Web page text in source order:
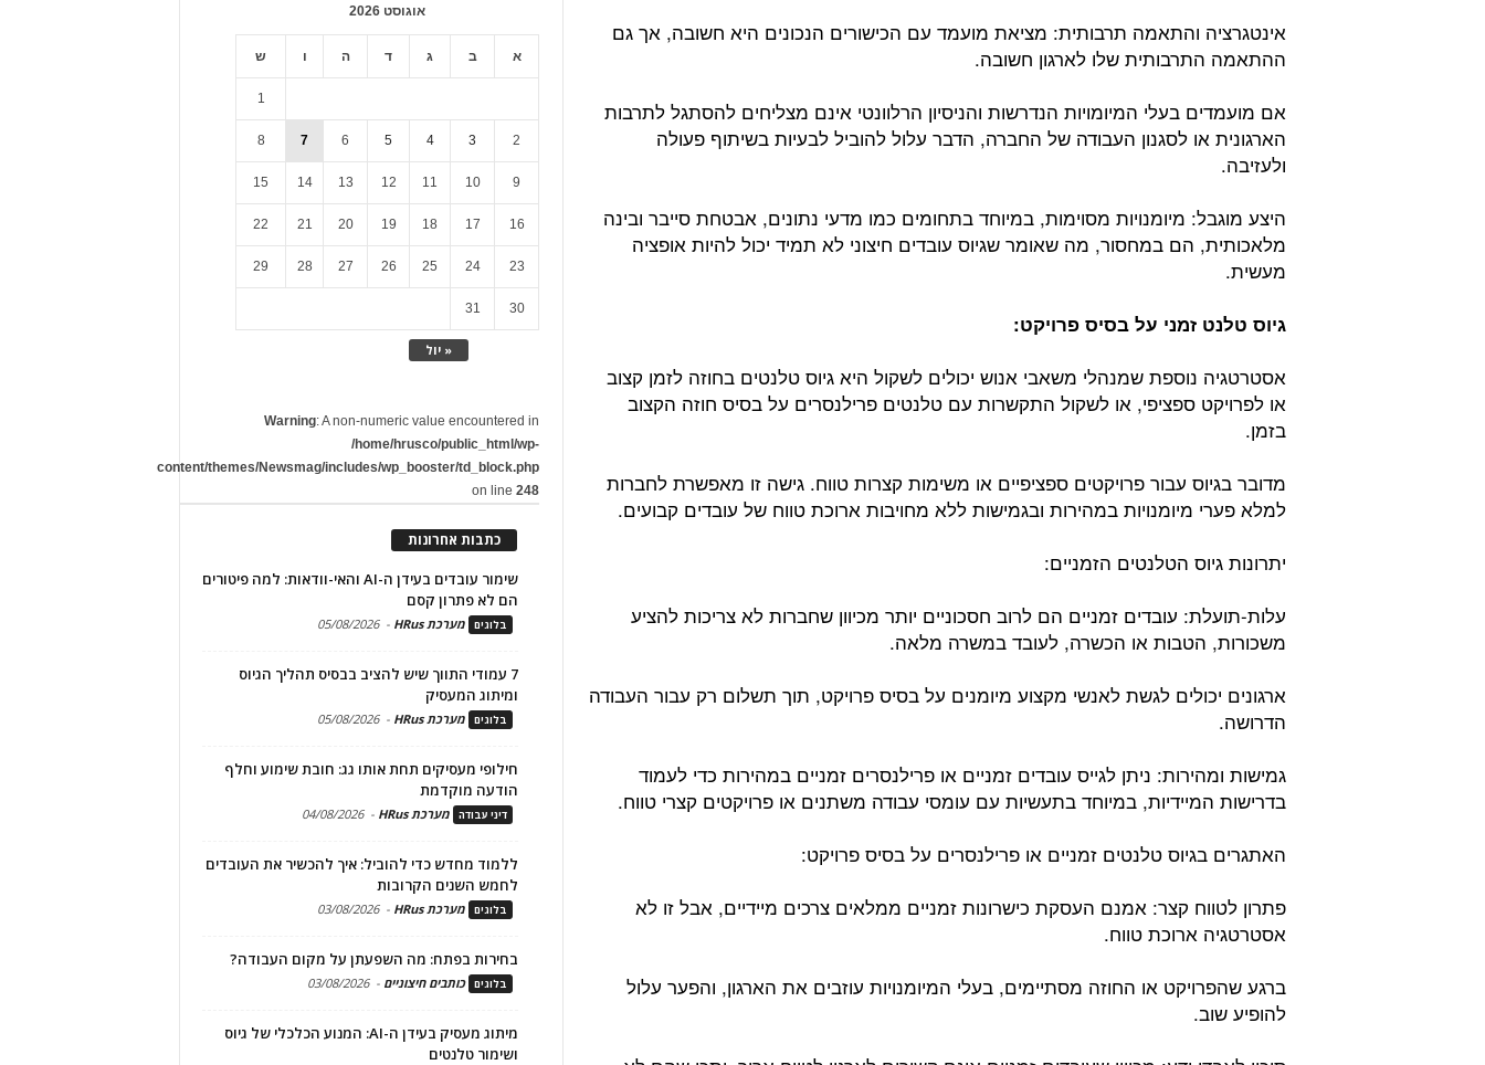
אינטגרציה והתאמה תרבותית: מציאת מועמד עם הכישורים הנכונים היא חשובה, אך גם
ההתאמה התרבותית שלו לארגון חשובה.
אם מועמדים בעלי המיומויות הנדרשות והניסיון הרלוונטי אינם מצליחים להסתגל לתרבות
הארגונית או לסגנון העבודה של החברה, הדבר עלול להוביל לבעיות בשיתוף פעולה
ולעזיבה.
היצע מוגבל: מיומנויות מסוימות, במיוחד בתחומים כמו מדעי נתונים, אבטחת סייבר ובינה
מלאכותית, הם במחסור, מה שאומר שגיוס עובדים חיצוני לא תמיד יכול להיות אופציה
מעשית.
גיוס טלנט זמני על בסיס פרויקט:
אסטרטגיה נוספת שמנהלי משאבי אנוש יכולים לשקול היא גיוס טלנטים בחוזה לזמן קצוב
או לפרויקט ספציפי, או לשקול התקשרות עם טלנטים פרילנסרים על בסיס חוזה הקצוב
בזמן.
מדובר בגיוס עבור פרויקטים ספציפיים או משימות קצרות טווח. גישה זו מאפשרת לחברות
למלא פערי מיומנויות במהירות ובגמישות ללא מחויבות ארוכת טווח של עובדים קבועים.
יתרונות גיוס הטלנטים הזמניים:
עלות-תועלת: עובדים זמניים הם לרוב חסכוניים יותר מכיוון שחברות לא צריכות להציע
משכורות, הטבות או הכשרה, לעובד במשרה מלאה.
ארגונים יכולים לגשת לאנשי מקצוע מיומנים על בסיס פרויקט, תוך תשלום רק עבור העבודה
הדרושה.
גמישות ומהירות: ניתן לגייס עובדים זמניים או פרילנסרים זמניים במהירות כדי לעמוד
בדרישות המיידיות, במיוחד בתעשיות עם עומסי עבודה משתנים או פרויקטים קצרי טווח.
האתגרים בגיוס טלנטים זמניים או פרילנסרים על בסיס פרויקט:
פתרון לטווח קצר: אמנם העסקת כישרונות זמניים ממלאים צרכים מיידיים, אבל זו לא
אסטרטגיה ארוכת טווח.
ברגע שהפרויקט או החוזה מסתיימים, בעלי המיומנויות עוזבים את הארגון, והפער עלול
להופיע שוב.
אוגוסט 2026
א ב ג ד ה ו ש
« יול
1
2
3
4
5
6
7
8
9
10
11
12
13
14
15
16
17
18
19
20
21
22
23
24
25
26
27
28
29
30
31
Warning: A non-numeric value encountered in
/home/hrusco/public_html/wp-
content/themes/Newsmag/includes/wp_booster/td_block.php
on line248
כתבות אחרונות
שימור עובדים בעידן ה-AI והאי-וודאות: למה פיטורים
הם לא פתרון קסם
בלוגים מערכת HRus -
05/08/2026
7 עמודי התווך שיש להציב בבסיס תהליך הגיוס
ומיתוג המעסיק
בלוגים מערכת HRus -
05/08/2026
חילופי מעסיקים תחת אותו גג: חובת שימוע וחלף
הודעה מוקדמת
דיני עבודה מערכת HRus -
04/08/2026
ללמוד מחדש כדי להוביל: איך להכשיר את העובדים
לחמש השנים הקרובות
בלוגים מערכת HRus -
03/08/2026
בחירות בפתח: מה השפעתן על מקום העבודה?
בלוגים כותבים חיצוניים -
03/08/2026
מיתוג מעסיק בעידן ה-AI: המנוע הכלכלי של גיוס
ושימור טלנטים